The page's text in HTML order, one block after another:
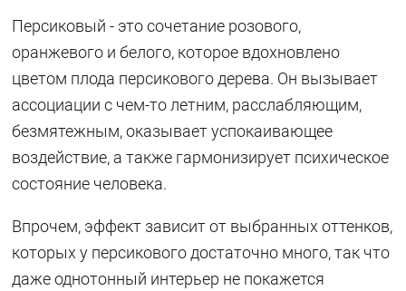
Персиковый - это сочетание розового,
оранжевого и белого, которое вдохновлено
цветом плода персикового дерева. Он вызывает
ассоциации с чем-то летним, расслабляющим,
безмятежным, оказывает успокаивающее
воздействие, а также гармонизирует психическое
состояние человека.
Впрочем, эффект зависит от выбранных оттенков,
которых у персикового достаточно много, так что
даже однотонный интерьер не покажется